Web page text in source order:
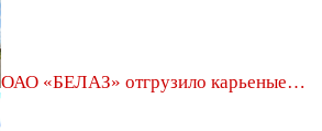
ОАО «БЕЛАЗ» отгрузило карьеные…